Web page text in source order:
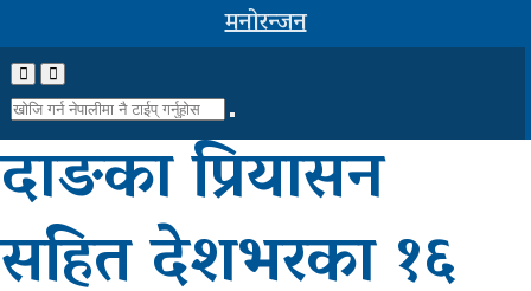
सम्पादकीय
शिक्षा
स्वास्थ्य
साहित्य
भिडियो
मनोरन्जन
दाङका प्रियासन
सहित देशभरका १६